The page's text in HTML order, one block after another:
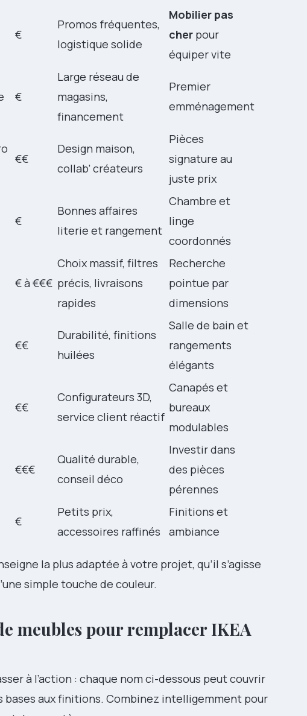
€
Promos fréquentes,
logistique solide
Mobilier pas
cher pour
équiper vite
€
Large réseau de
magasins,
financement
Premier
emménagement
€€
Design maison,
collab’ créateurs
Pièces
signature au
juste prix
€
Bonnes affaires
literie et rangement
Chambre et
linge
coordonnés
€ à €€€
Choix massif, filtres
précis, livraisons
rapides
Recherche
pointue par
dimensions
€€
Durabilité, finitions
huilées
Salle de bain et
rangements
élégants
€€
Configurateurs 3D,
service client réactif
Canapés et
bureaux
modulables
€€€
Qualité durable,
conseil déco
Investir dans
des pièces
pérennes
€
Petits prix,
accessoires raffinés
Finitions et
ambiance
la plus adaptée à votre projet, qu’il s’agisse
simple touche de couleur.
meubles pour remplacer IKEA
à l’action : chaque nom ci-dessous peut couvrir
aux finitions. Combinez intelligemment pour